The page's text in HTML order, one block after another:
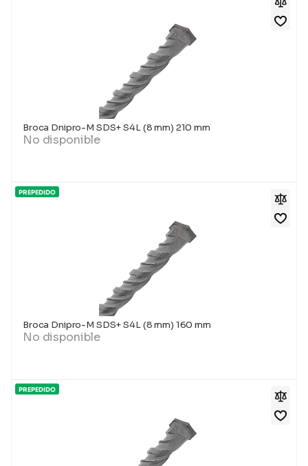
Broca Dnipro-M SDS+ S4L (8 mm) 210 mm
No disponible
PREPEDIDO
Broca Dnipro-M SDS+ S4L (8 mm) 160 mm
No disponible
PREPEDIDO